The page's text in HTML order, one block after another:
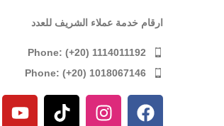
ارقام خدمة عملاء الشريف للعدد
Phone: (+20) 1114011192
Phone: (+20) 1018067146